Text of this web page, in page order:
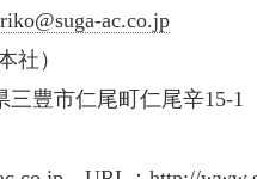
ac.co.jp
社）
三豊市仁尾町仁尾辛15-